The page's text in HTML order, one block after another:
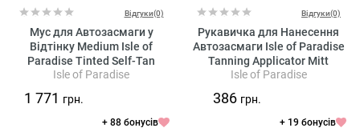
Відгуки(0)
Мус для Автозасмаги у
Відтінку Medium Isle of
Paradise Tinted Self-Tan
Mousse Body
Isle of Paradise
1 771 грн.
+ 88 бонусів
Відгуки(0)
Рукавичка для Нанесення
Автозасмаги Isle of Paradise
Tanning Applicator Mitt
Isle of Paradise
386 грн.
+ 19 бонусів